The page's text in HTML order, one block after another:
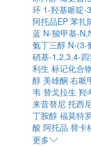
环 1-羟基哌啶-
阿托品EP 苯扎
蓝 N-羧甲基-
氨丁三醇 N-(3-
硝基-1,2,3,4-
利生 标记化合
醇 美雄酮 右哌
韦 替戈拉生 羟
来昔替尼 托西
丁胺醇 福莫特
酸 阿托品 替卡
更多